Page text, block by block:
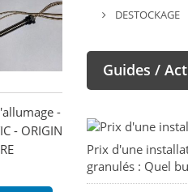
-
- ORIGINE -
DESTOCKAGE
Guides /
Prix d'une
granulés : Quel